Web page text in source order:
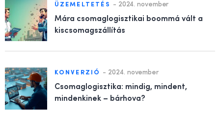
ÜZEMELTETÉS - 2024. november
Mára csomaglogisztikai boommá vált a
kiscsomagszállítás
KONVERZIÓ - 2024. november
Csomaglogisztika: mindig, mindent,
mindenkinek – bárhova?